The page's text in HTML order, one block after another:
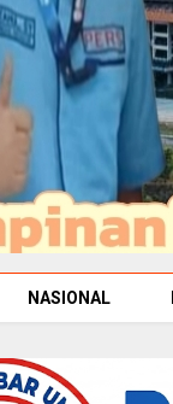
NASIONAL